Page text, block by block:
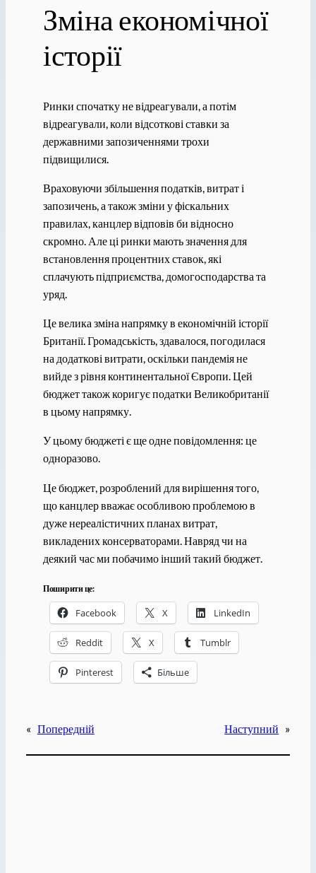
Зміна економічної
історії
Ринки спочатку не відреагували, а потім
відреагували, коли відсоткові ставки за
державними запозиченнями трохи
підвищилися.
Враховуючи збільшення податків, витрат і
запозичень, а також зміни у фіскальних
правилах, канцлер відповів би відносно
скромно. Але ці ринки мають значення для
встановлення процентних ставок, які
сплачують підприємства, домогосподарства та
уряд.
Це велика зміна напрямку в економічній історії
Британії. Громадськість, здавалося, погодилася
на додаткові витрати, оскільки пандемія не
вийде з рівня континентальної Європи. Цей
бюджет також коригує податки Великобританії
в цьому напрямку.
У цьому бюджеті є ще одне повідомлення: це
одноразово.
Це бюджет, розроблений для вирішення того,
що канцлер вважає особливою проблемою в
дуже нереалістичних планах витрат,
викладених консерваторами. Навряд чи на
деякий час ми побачимо інший такий бюджет.
Поширити це:
Facebook X LinkedIn
Reddit X Tumblr
Pinterest Більше
« Попередній Наступний »